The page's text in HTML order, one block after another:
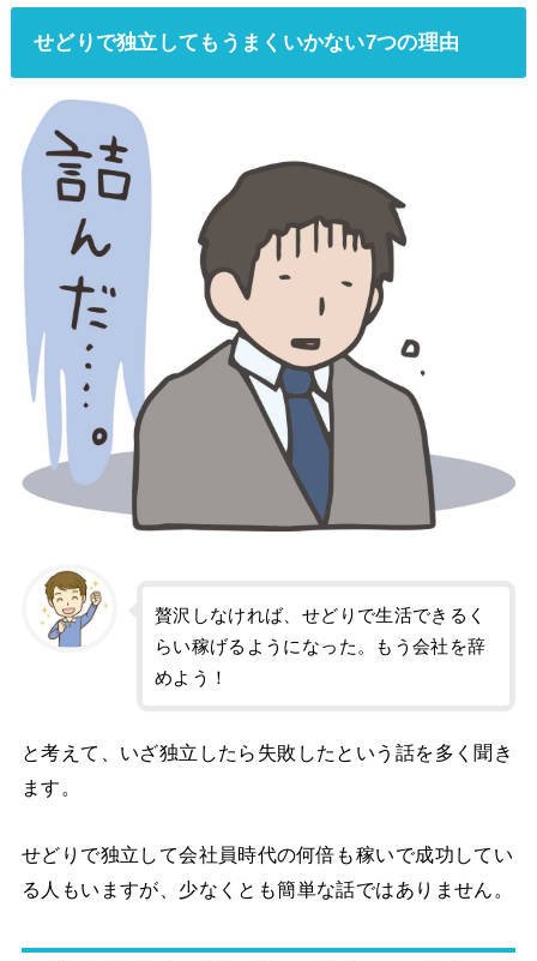
せどりで独立してもうまくいかない7つの理由
贅沢しなければ、せどりで生活できるく
らい稼げるようになった。もう会社を辞
めよう！
と考えて、いざ独立したら失敗したという話を多く聞き
ます。
せどりで独立して会社員時代の何倍も稼いで成功してい
る人もいますが、少なくとも簡単な話ではありません。